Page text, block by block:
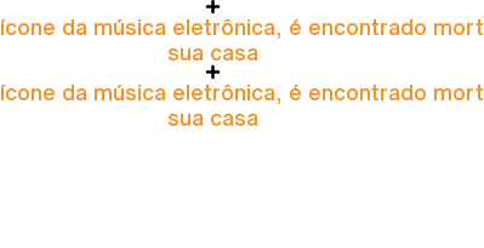
da música eletrônica, é encontrado
sua casa
da música eletrônica, é encontrado
sua casa